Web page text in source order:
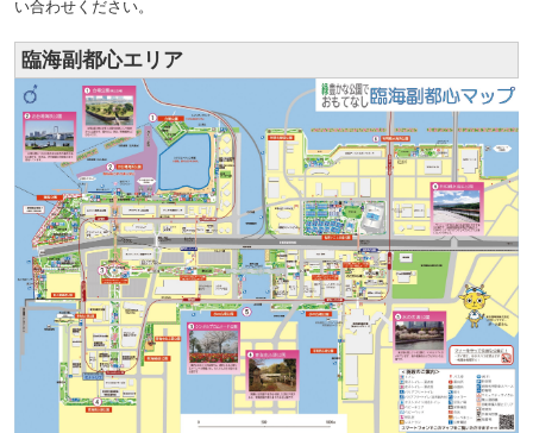
い合わせください。
臨海副都心エリア